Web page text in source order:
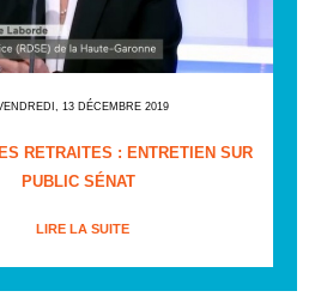
13 DÉCEMBRE 2019
RETRAITES : ENTRETIEN SUR
PUBLIC SÉNAT
LIRE LA SUITE